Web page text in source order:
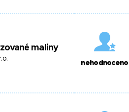
maliny
nehodnoceno